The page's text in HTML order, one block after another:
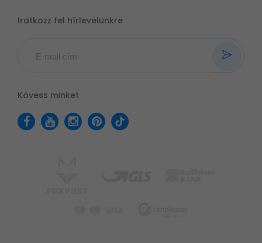
Iratkozz fel hírlevelünkre
Kövess minket